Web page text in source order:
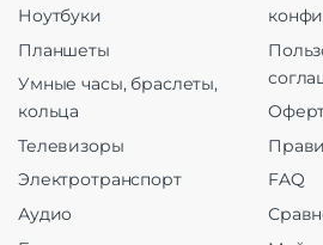
Ноутбуки
Планшеты
Умные часы, браслеты,
кольца
Телевизоры
Электротранспорт
Аудио
FAQ